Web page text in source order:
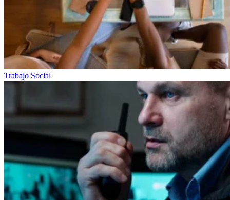
Trabajo Social